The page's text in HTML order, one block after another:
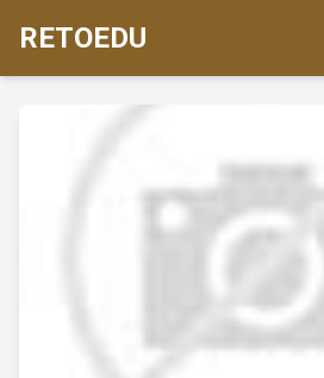
RETOEDU